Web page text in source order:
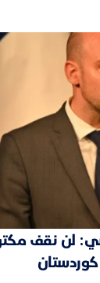
لن نقف